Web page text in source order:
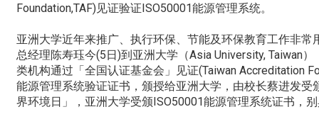
Foundation,TAF)见证验证ISO50001能源管理系统。
亚洲大学近年来推广、执行环保、节能及环保教育工作非常
总经理陈寿珏今(5日)到亚洲大学（Asia University, Taiwan
类机构通过「全国认证基金会」见证(Taiwan Accreditation
能源管理系统验证证书，颁授给亚洲大学，由校长蔡进发受
界环境日」，亚洲大学受颁ISO50001能源管理系统证书，